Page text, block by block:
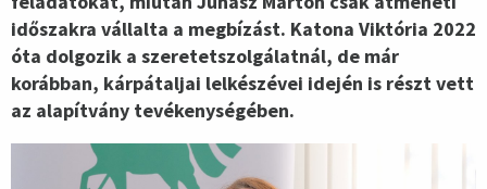
időszakra vállalta a megbízást. Katona Viktória 2022
óta dolgozik a szeretetszolgálatnál, de már
korábban, kárpátaljai lelkészévei idején is részt vett
az alapítvány tevékenységében.